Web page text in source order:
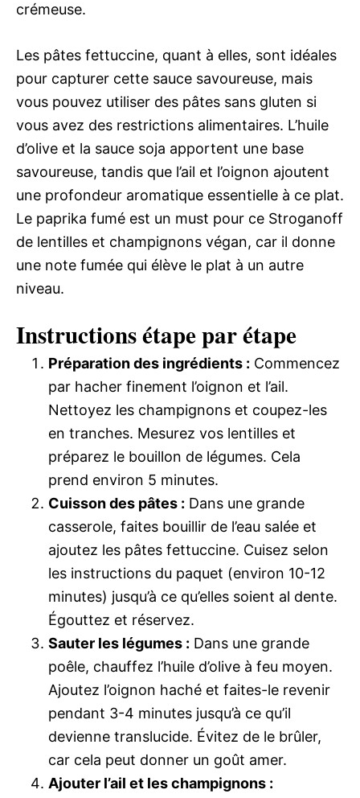
crémeuse.
Les pâtes fettuccine, quant à elles, sont idéales
pour capturer cette sauce savoureuse, mais
vous pouvez utiliser des pâtes sans gluten si
vous avez des restrictions alimentaires. L’huile
d’olive et la sauce soja apportent une base
savoureuse, tandis que l’ail et l’oignon ajoutent
une profondeur aromatique essentielle à ce plat.
Le paprika fumé est un must pour ce Stroganoff
de lentilles et champignons végan, car il donne
une note fumée qui élève le plat à un autre
niveau.
Instructions étape par étape
Préparation des ingrédients : Commencez
par hacher finement l’oignon et l’ail.
Nettoyez les champignons et coupez-les
en tranches. Mesurez vos lentilles et
préparez le bouillon de légumes. Cela
prend environ 5 minutes.
Cuisson des pâtes : Dans une grande
casserole, faites bouillir de l’eau salée et
ajoutez les pâtes fettuccine. Cuisez selon
les instructions du paquet (environ 10-12
minutes) jusqu’à ce qu’elles soient al dente.
Égouttez et réservez.
Sauter les légumes : Dans une grande
poêle, chauffez l’huile d’olive à feu moyen.
Ajoutez l’oignon haché et faites-le revenir
pendant 3-4 minutes jusqu’à ce qu’il
devienne translucide. Évitez de le brûler,
car cela peut donner un goût amer.
Ajouter l’ail et les champignons :